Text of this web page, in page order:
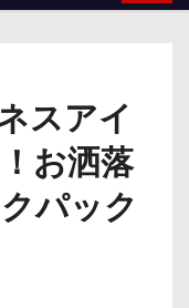
スアイ
お洒落
パック